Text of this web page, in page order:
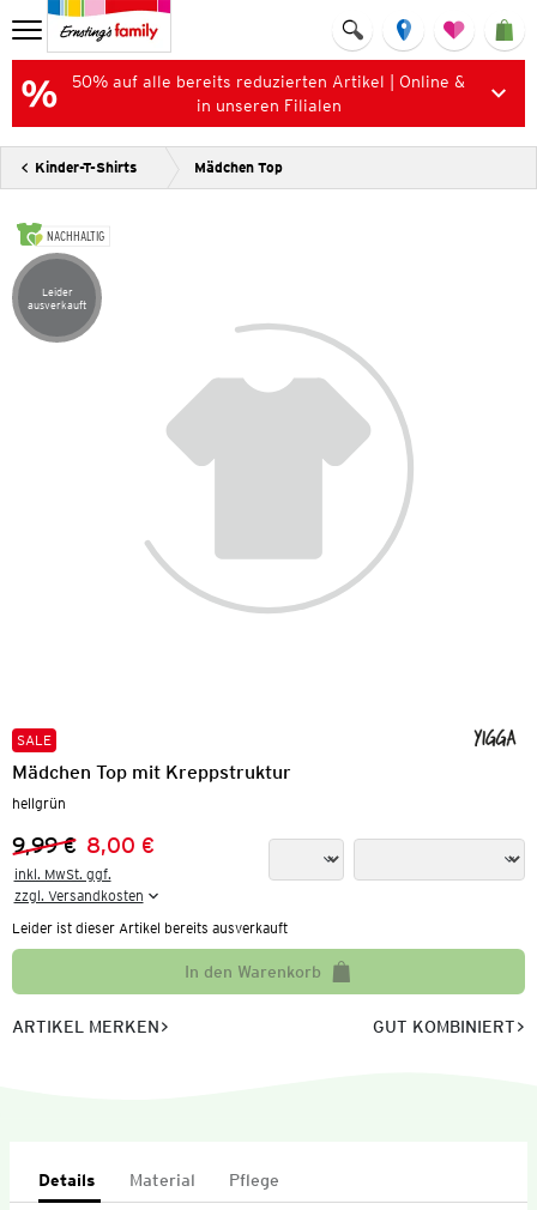
50% auf alle bereits reduzierten Artikel | Online &
in unseren Filialen
Kinder-T-Shirts Mädchen Top
NACHHALTIG
Artikel leider ausverkauft
Leider
ausverkauft
SALE
Mädchen Top mit Kreppstruktur
hellgrün
Vorheriger Preis:
9,99 €
Neuer Preis:
8,00 €
inkl. MwSt. ggf.
zzgl. Versandkosten
Leider ist dieser Artikel bereits ausverkauft
In den Warenkorb
ARTIKEL MERKEN GUT KOMBINIERT
Details Material Pflege